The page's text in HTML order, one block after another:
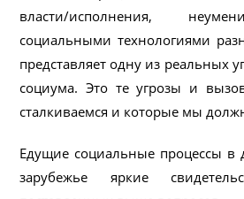
власти/исполнения,
социальными технологиями
представляет одну из реальных
социума. Это те угрозы и
сталкиваемся и которые мы
Едущие социальные процессы
зарубежье яркие